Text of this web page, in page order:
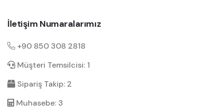
İletişim Numaralarımız
+90 850 308 2818
Müşteri Temsilcisi: 1
Sipariş Takip: 2
Muhasebe: 3